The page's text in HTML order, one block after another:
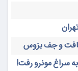
بافت و جف بزوس
سراغ مونرو رفت!